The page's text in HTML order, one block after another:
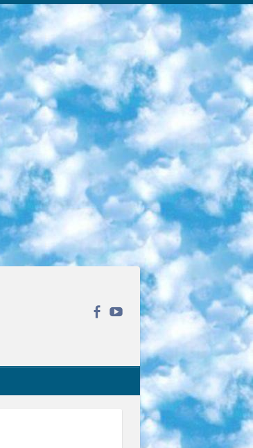
части это научно-популярные статьи. Редакторы придумывают лишь заголовки, в остальном содержание переводов соответствует оригиналам. Полные тексты можно читать прямо в социальной сети. 8. InternetUrok Онлайн-база материалов по основным дисциплинам школьной программы. Информация на сайте структурирована по классам, предметам и темам (урокам). Каждый урок состоит из видеолекций и конспектов. Есть также интерактивные тренажёры и тесты для закрепления пройденного материала. Даже если вы давно окончили школу, возможность повторить программу старших классов всегда может пригодиться. 9. Edutainme Ещё один ресурс об образовании. В отличие от Newtonew, как мне кажется, Edutainme больше ориентируется на представителей индустрии: педагогов, предпринимателей, разработчиков образовательных проектов. Но и любой, кто просто стремится к саморазвитию, найдёт на сайте много полезного и интересного для себя. Например, информацию о новых курсах и образовательных сервисах. 10. Newtonew Онлайн-медиа об образовании и обучении в широком смысле. Авторы Newtonew пишут об инструментах, заведениях, тактиках и стратегиях, которые помогают учить других и получать новые знания самостоятельно. На этой площадке вы найдёте новости, обзоры, аналитические мат